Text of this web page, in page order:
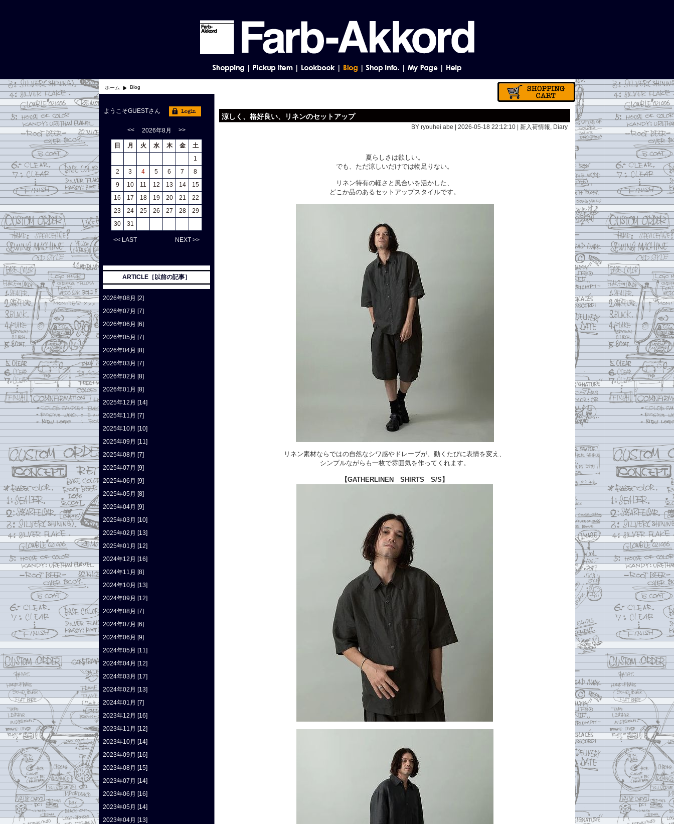
ホーム Blog
涼しく、格好良い、リネンのセットアップ
BY ryouhei abe | 2026-05-18 22:12:10 | 新入荷情報, Diary
夏らしさは欲しい。
でも、ただ涼しいだけでは物足りない。
リネン特有の軽さと風合いを活かした、
どこか品のあるセットアップスタイルです。
リネン素材ならではの自然なシワ感やドレープが、動くたびに表情を変え、
シンプルながらも一枚で雰囲気を作ってくれます。
【GATHERLINEN SHIRTS S/S】
ようこそGUESTさん
<< 2026年8月 >>
日 月 火 水 木 金
土
1
2
3 4 5 6 7
8
9
10 11 12 13 14
15
16
17 18 19 20 21
22
23
24 25 26 27 28
29
30
31
<< LAST NEXT >>
ARTICLE［以前の記事］
2026年08月 [2]
2026年07月 [7]
2026年06月 [6]
2026年05月 [7]
2026年04月 [8]
2026年03月 [7]
2026年02月 [8]
2026年01月 [8]
2025年12月 [14]
2025年11月 [7]
2025年10月 [10]
2025年09月 [11]
2025年08月 [7]
2025年07月 [9]
2025年06月 [9]
2025年05月 [8]
2025年04月 [9]
2025年03月 [10]
2025年02月 [13]
2025年01月 [12]
2024年12月 [16]
2024年11月 [8]
2024年10月 [13]
2024年09月 [12]
2024年08月 [7]
2024年07月 [6]
2024年06月 [9]
2024年05月 [11]
2024年04月 [12]
2024年03月 [17]
2024年02月 [13]
2024年01月 [7]
2023年12月 [16]
2023年11月 [12]
2023年10月 [14]
2023年09月 [16]
2023年08月 [15]
2023年07月 [14]
2023年06月 [16]
2023年05月 [14]
2023年04月 [13]